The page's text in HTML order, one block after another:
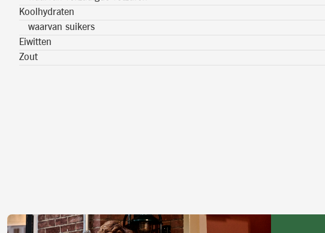
Koolhydraten
waarvan suikers
Eiwitten
Zout